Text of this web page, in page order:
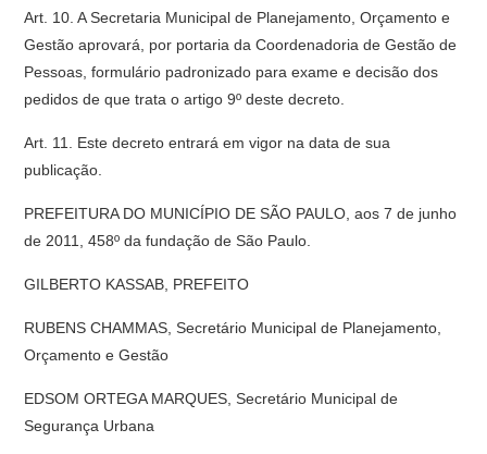
Art. 10. A Secretaria Municipal de Planejamento, Orçamento e
Gestão aprovará, por portaria da Coordenadoria de Gestão de
Pessoas, formulário padronizado para exame e decisão dos
pedidos de que trata o artigo 9º deste decreto.
Art. 11. Este decreto entrará em vigor na data de sua
publicação.
PREFEITURA DO MUNICÍPIO DE SÃO PAULO, aos 7 de junho
de 2011, 458º da fundação de São Paulo.
GILBERTO KASSAB, PREFEITO
RUBENS CHAMMAS, Secretário Municipal de Planejamento,
Orçamento e Gestão
EDSOM ORTEGA MARQUES, Secretário Municipal de
Segurança Urbana